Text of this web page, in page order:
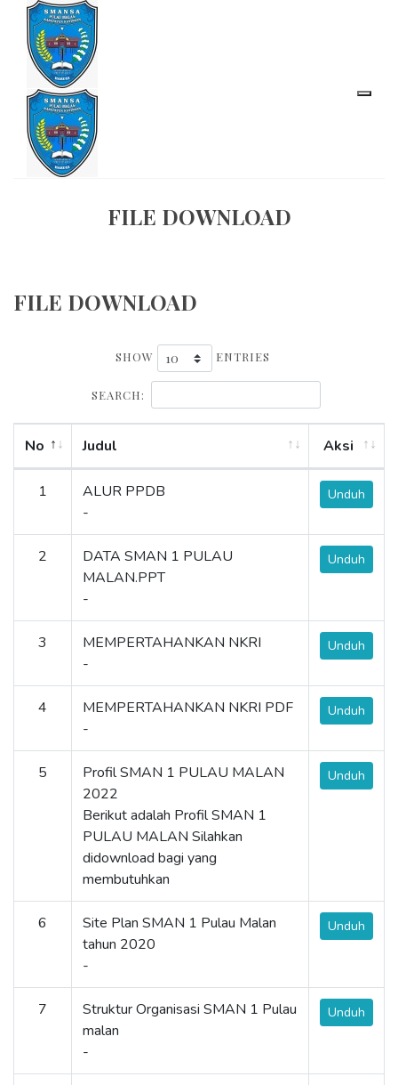
FILE DOWNLOAD
FILE DOWNLOAD
SHOW ENTRIES
SEARCH:
No Judul Aksi
1
ALUR PPDB
-
Unduh
2
DATA SMAN 1 PULAU
MALAN.PPT
-
Unduh
3
MEMPERTAHANKAN NKRI
-
Unduh
4
MEMPERTAHANKAN NKRI PDF
-
Unduh
5
Profil SMAN 1 PULAU MALAN
2022
Berikut adalah Profil SMAN 1
PULAU MALAN Silahkan
didownload bagi yang
membutuhkan
Unduh
6
Site Plan SMAN 1 Pulau Malan
tahun 2020
-
Unduh
7
Struktur Organisasi SMAN 1 Pulau
malan
-
Unduh